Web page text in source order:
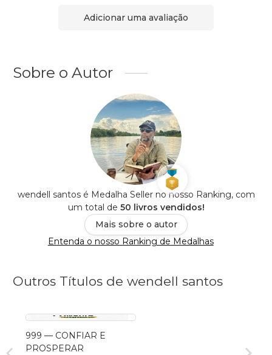
Adicionar uma avaliação
Sobre o Autor
wendell santos é Medalha Seller no nosso Ranking, com
um total de 50 livros vendidos!
Mais sobre o autor
Entenda o nosso Ranking de Medalhas
Outros Títulos de wendell santos
999 — CONFIAR E
PROSPERAR